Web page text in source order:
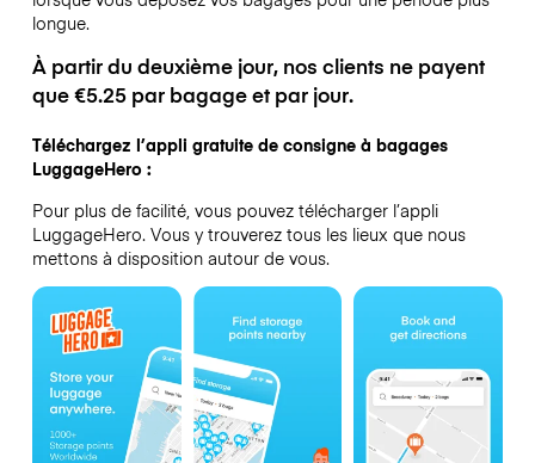
longue.
À partir du deuxième jour, nos clients ne payent
que €5.25 par bagage et par jour.
Téléchargez l’appli gratuite de consigne à bagages
LuggageHero :
Pour plus de facilité, vous pouvez télécharger l’appli
LuggageHero. Vous y trouverez tous les lieux que nous
mettons à disposition autour de vous.